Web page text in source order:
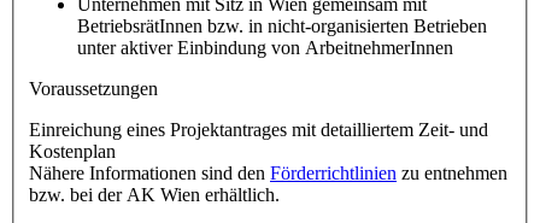
BetriebsrätInnen bzw. in nicht-organisierten Betrieben
unter aktiver Einbindung von ArbeitnehmerInnen
Voraussetzungen
Einreichung eines Projektantrages mit detailliertem Zeit- und
Kostenplan
Nähere Informationen sind den Förderrichtlinien zu entnehmen
bzw. bei der AK Wien erhältlich.